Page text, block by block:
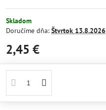
Skladom
Doručíme dňa: Štvrtok 13.8.2026
2,45 €